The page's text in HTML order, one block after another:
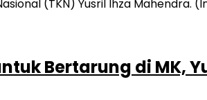
Bertarung di MK,